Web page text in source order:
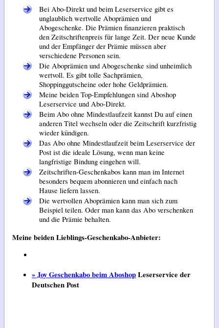
Bei Abo-Direkt und beim Leserservice gibt es
unglaublich wertvolle Aboprämien und
Abogeschenke. Die Prämien finanzieren praktisch
den Zeitschriftenpreis für lange Zeit. Der neue Kunde
und der Empfänger der Prämie müssen aber
verschiedene Personen sein.
Die Aboprämien und Abogeschenke sind unheimlich
wertvoll. Es gibt tolle Sachprämien,
Shoppinggutscheine oder hohe Geldprämien.
Meine beiden Top-Empfehlungen sind Aboshop
Leserservice und Abo-Direkt.
Beim Abo ohne Mindestlaufzeit kannst Du auf einen
anderen Titel wechseln oder die Zeitschrift kurzfristig
wieder kündigen.
Das Abo ohne Mindestlaufzeit beim Leserservice der
Post ist die ideale Lösung, wenn man keine
langfristige Bindung eingehen will.
Zeitschriften-Geschenkabos kann man im Internet
besonders bequem abonnieren und einfach nach
Hause liefern lassen.
Die wertvollen Aboprämien kann man sich zum
Beispiel teilen. Oder man kann das Abo verschenken
und die Prämie behalten.
Meine beiden Lieblings-Geschenkabo-Anbieter:
» Joy Geschenkabo beim AboshopLeserservice der
Deutschen Post